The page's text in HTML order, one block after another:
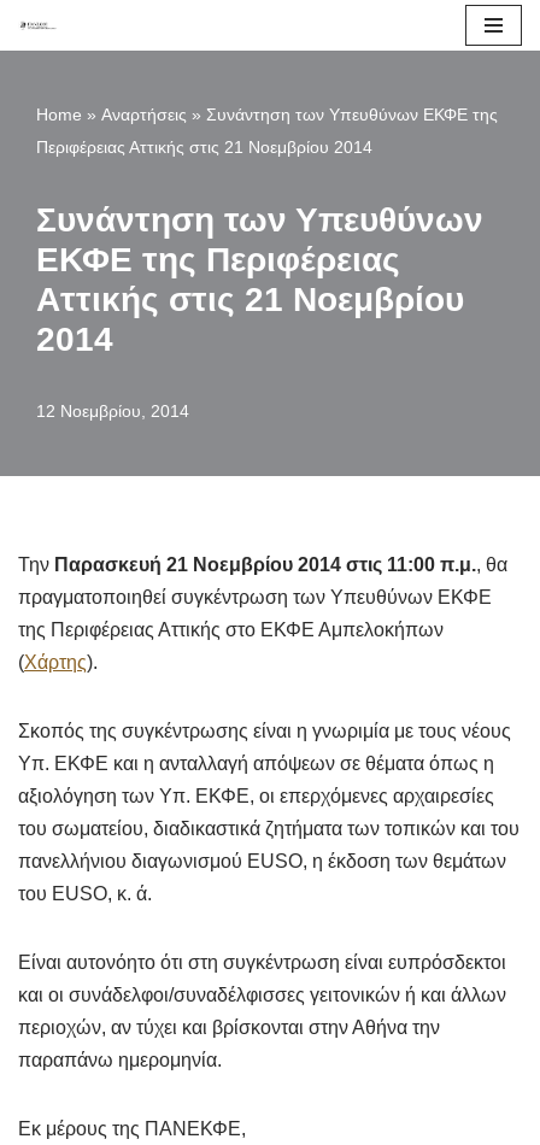
Home » Αναρτήσεις » Συνάντηση των Υπευθύνων ΕΚΦΕ της
Περιφέρειας Αττικής στις 21 Νοεμβρίου 2014
Συνάντηση των Υπευθύνων
ΕΚΦΕ της Περιφέρειας
Αττικής στις 21 Νοεμβρίου
2014
12 Νοεμβρίου, 2014
Την Παρασκευή 21 Νοεμβρίου 2014 στις 11:00 π.μ., θα
πραγματοποιηθεί συγκέντρωση των Υπευθύνων ΕΚΦΕ
της Περιφέρειας Αττικής στο ΕΚΦΕ Αμπελοκήπων
(Χάρτης).
Σκοπός της συγκέντρωσης είναι η γνωριμία με τους νέους
Υπ. ΕΚΦΕ και η ανταλλαγή απόψεων σε θέματα όπως η
αξιολόγηση των Υπ. ΕΚΦΕ, οι επερχόμενες αρχαιρεσίες
του σωματείου, διαδικαστικά ζητήματα των τοπικών και του
πανελλήνιου διαγωνισμού EUSO, η έκδοση των θεμάτων
του EUSO, κ. ά.
Είναι αυτονόητο ότι στη συγκέντρωση είναι ευπρόσδεκτοι
και οι συνάδελφοι/συναδέλφισσες γειτονικών ή και άλλων
περιοχών, αν τύχει και βρίσκονται στην Αθήνα την
παραπάνω ημερομηνία.
Εκ μέρους της ΠΑΝΕΚΦΕ,